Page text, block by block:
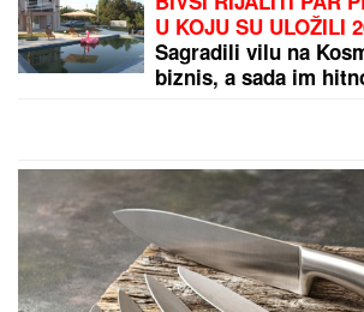
POLICIJA STIGLA U TRŽNI
SUPRUGE SERGEJA TRIFUNOVIĆA
Obezbeđenje hitno reagovalo zbog
PREPORUKA ZA VAS